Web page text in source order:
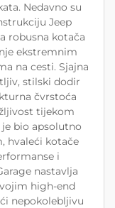
Nedavno su
Jeep
robusna kotača
ekstremnim
na cesti. Sjajna
stilski dodir
čvrstoća
tijekom
bio apsolutno
hvaleći kotače
i
nastavlja
high-end
nepokolebljivu